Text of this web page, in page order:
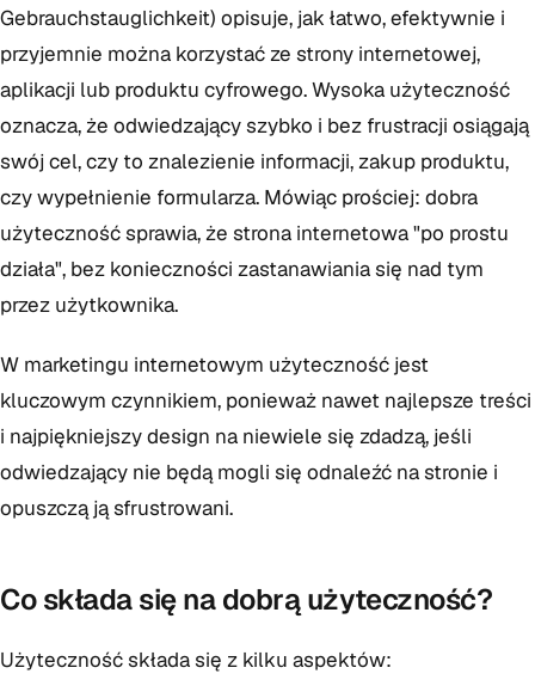
Gebrauchstauglichkeit) opisuje, jak łatwo, efektywnie i
przyjemnie można korzystać ze strony internetowej,
aplikacji lub produktu cyfrowego. Wysoka użyteczność
oznacza, że odwiedzający szybko i bez frustracji osiągają
swój cel, czy to znalezienie informacji, zakup produktu,
czy wypełnienie formularza. Mówiąc prościej: dobra
użyteczność sprawia, że strona internetowa "po prostu
działa", bez konieczności zastanawiania się nad tym
przez użytkownika.
W marketingu internetowym użyteczność jest
kluczowym czynnikiem, ponieważ nawet najlepsze treści
i najpiękniejszy design na niewiele się zdadzą, jeśli
odwiedzający nie będą mogli się odnaleźć na stronie i
opuszczą ją sfrustrowani.
Co składa się na dobrą użyteczność?
Użyteczność składa się z kilku aspektów: